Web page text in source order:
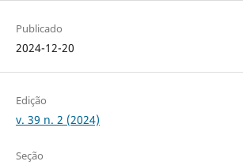
Publicado
2024-12-20
Edição
v. 39 n. 2 (2024)
Seção